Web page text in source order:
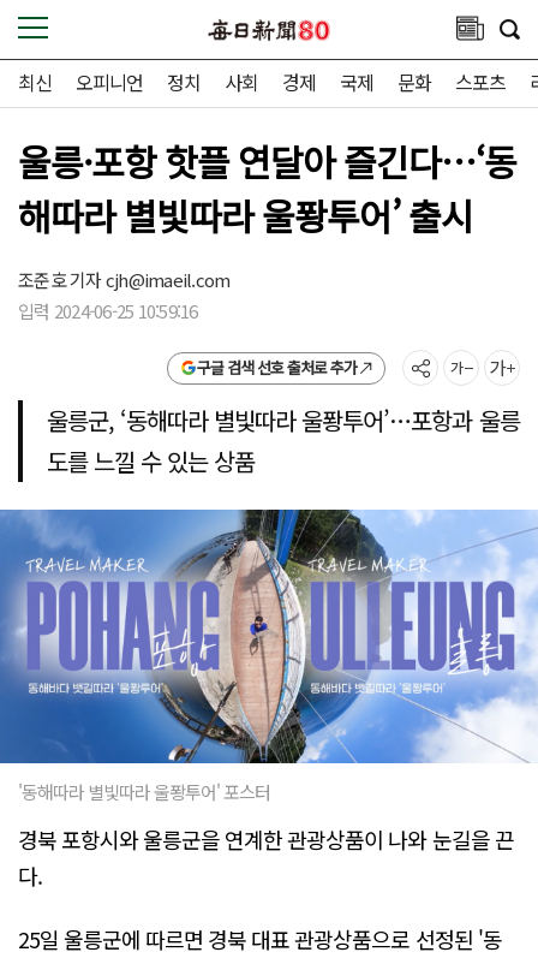
최신 오피니언 정치 사회 경제 국제 문화 스포츠
울릉·포항 핫플 연달아 즐긴다…‘동
해따라 별빛따라 울퐝투어’ 출시
조준호 기자cjh@imaeil.com
입력 2024-06-25 10:59:16
구글 검색 선호 출처로 추가
울릉군, ‘동해따라 별빛따라 울퐝투어’…포항과 울릉
도를 느낄 수 있는 상품
'동해따라 별빛따라 울퐝투어' 포스터
경북 포항시와 울릉군을 연계한 관광상품이 나와 눈길을 끈
다.
25일 울릉군에 따르면 경북 대표 관광상품으로 선정된 '동